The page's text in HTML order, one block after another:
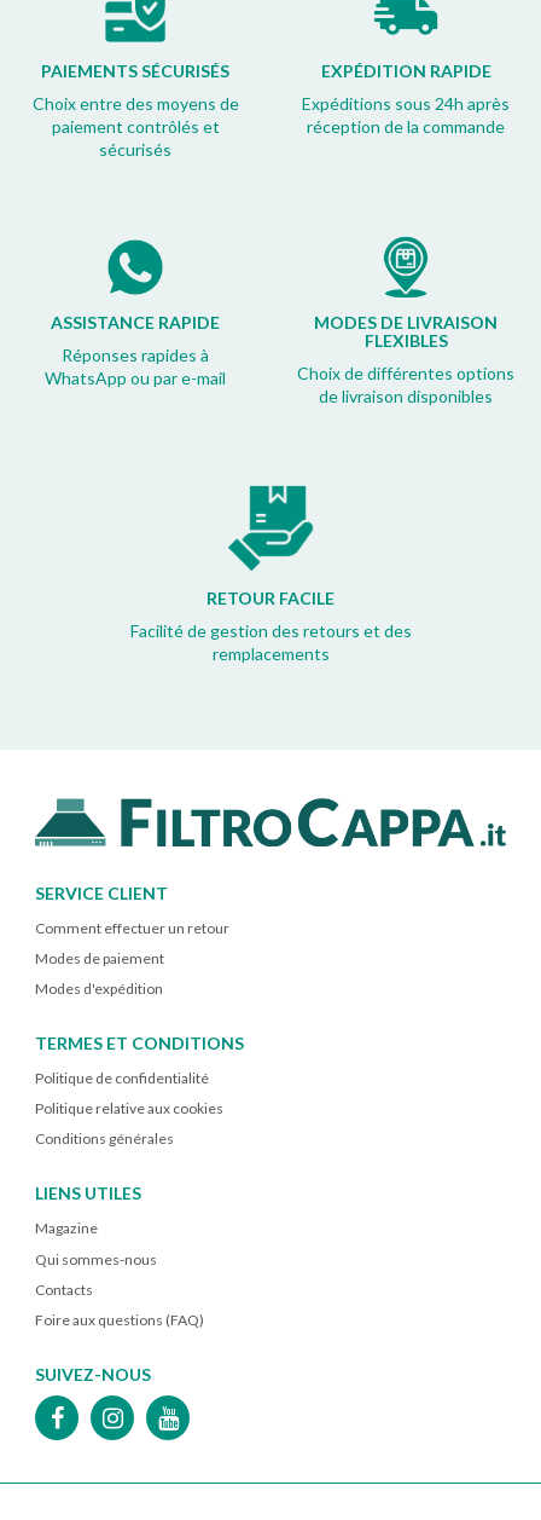
PAIEMENTS SÉCURISÉS
Choix entre des moyens de
paiement contrôlés et
sécurisés
EXPÉDITION RAPIDE
Expéditions sous 24h après
réception de la commande
ASSISTANCE RAPIDE
Réponses rapides à
WhatsApp ou par e-mail
MODES DE LIVRAISON
FLEXIBLES
Choix de différentes options
de livraison disponibles
RETOUR FACILE
Facilité de gestion des retours et des
remplacements
SERVICE CLIENT
Comment effectuer un retour
Modes de paiement
Modes d'expédition
TERMES ET CONDITIONS
Politique de confidentialité
Politique relative aux cookies
Conditions générales
LIENS UTILES
Magazine
Qui sommes-nous
Contacts
Foire aux questions (FAQ)
SUIVEZ-NOUS